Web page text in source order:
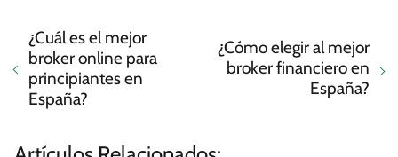
¿Cuál es el mejor
broker online para
principiantes en
España?
¿Cómo elegir al mejor
broker financiero en
España?